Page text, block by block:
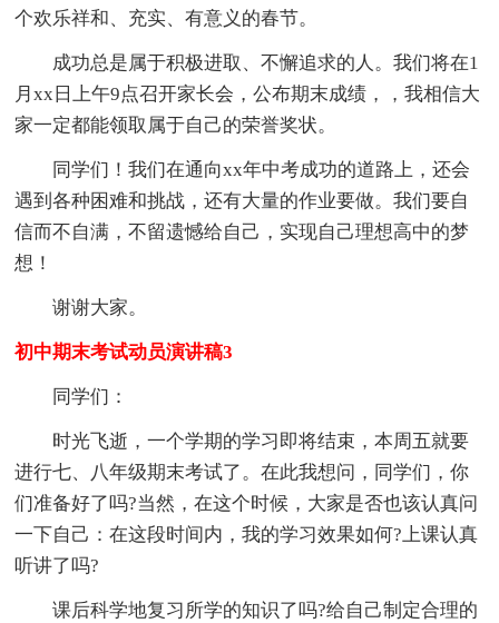
个欢乐祥和、充实、有意义的春节。
成功总是属于积极进取、不懈追求的人。我们将在1
月xx日上午9点召开家长会，公布期末成绩，，我相信大
家一定都能领取属于自己的荣誉奖状。
同学们！我们在通向xx年中考成功的道路上，还会
遇到各种困难和挑战，还有大量的作业要做。我们要自
信而不自满，不留遗憾给自己，实现自己理想高中的梦
想！
谢谢大家。
初中期末考试动员演讲稿3
同学们：
时光飞逝，一个学期的学习即将结束，本周五就要
进行七、八年级期末考试了。在此我想问，同学们，你
们准备好了吗?当然，在这个时候，大家是否也该认真问
一下自己：在这段时间内，我的学习效果如何?上课认真
听讲了吗?
课后科学地复习所学的知识了吗?给自己制定合理的